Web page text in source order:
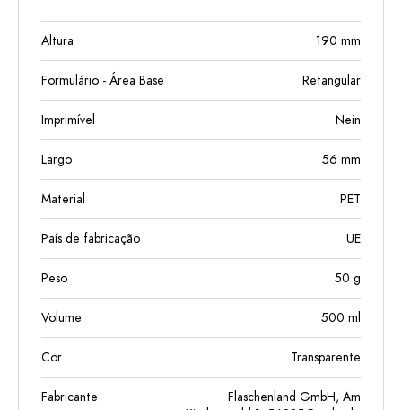
Altura 190 mm
Formulário - Área Base Retangular
Imprimível Nein
Largo 56 mm
Material PET
País de fabricação UE
Peso 50 g
Volume 500 ml
Cor Transparente
Fabricante
Flaschenland GmbH, Am